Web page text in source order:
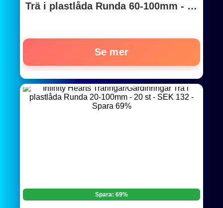
Trä i plastlåda Runda 60-100mm - 10
Se mer
Spara: 69%